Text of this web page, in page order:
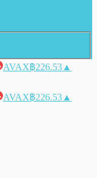
AVAX฿226.53 ▲
AVAX฿226.53 ▲